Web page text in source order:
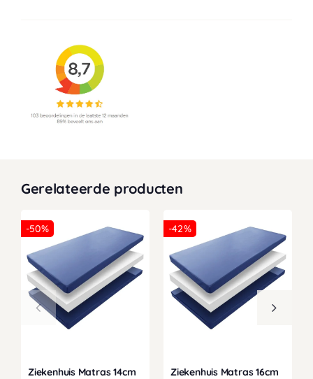
Gerelateerde producten
-50%
Ziekenhuis Matras 14cm
-42%
Ziekenhuis Matras 16cm